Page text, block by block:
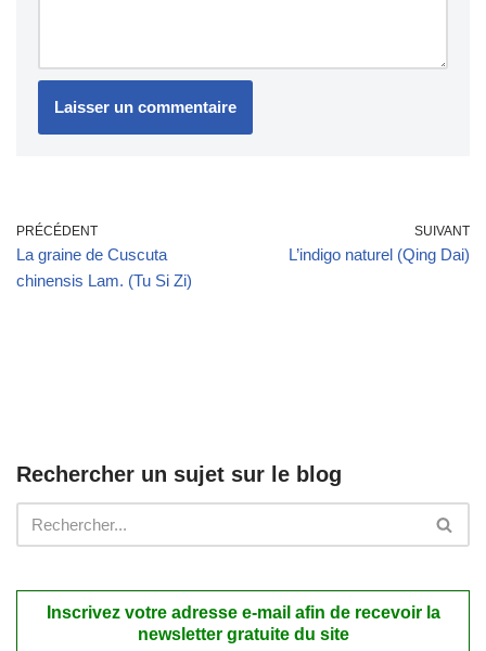
PRÉCÉDENT
La graine de Cuscuta
chinensis Lam. (Tu Si Zi)
SUIVANT
L’indigo naturel (Qing Dai)
Rechercher un sujet sur le blog
Inscrivez votre adresse e-mail afin de recevoir la
newsletter gratuite du site